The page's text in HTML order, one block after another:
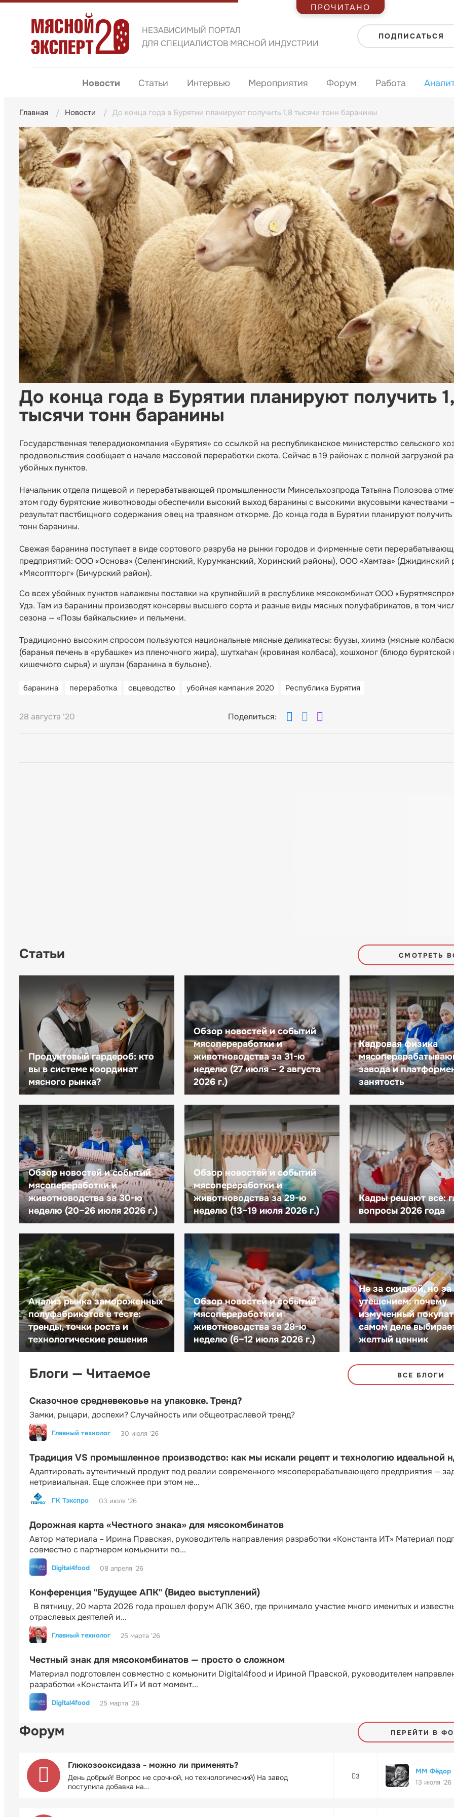
НЕЗАВИСИМЫЙ ПОРТАЛ
ДЛЯ СПЕЦИАЛИСТОВ МЯСНОЙ ИНДУСТРИИ
ПОДПИСАТЬСЯ
Новости Статьи Интервью Мероприятия Форум Работа
Главная Новости До конца года в Бурятии планируют получить 1,8 тысячи тонн баранины
До конца года в Бурятии планируют получить
тысячи тонн баранины
Государственная телерадиокомпания «Бурятия» со ссылкой на республиканское министерство сельского
продовольствия сообщает о начале массовой переработки скота. Сейчас в 19 районах с полной загрузкой
убойных пунктов.
Начальник отдела пищевой и перерабатывающей промышленности Минсельхозпрода Татьяна Полозова
этом году бурятские животноводы обеспечили высокий выход баранины с высокими вкусовыми качествами
результат пастбищного содержания овец на травяном откорме. До конца года в Бурятии планируют получить
тонн баранины.
Свежая баранина поступает в виде сортового разруба на рынки городов и фирменные сети
предприятий: ООО «Основа» (Селенгинский, Курумканский, Хоринский районы), ООО «Хамтаа»
«Мясоптторг» (Бичурский район).
Со всех убойных пунктов налажены поставки на крупнейший в республике мясокомбинат ООО
Удэ. Там из баранины производят консервы высшего сорта и разные виды мясных полуфабрикатов, в том
сезона — «Позы байкальские» и пельмени.
Традиционно высоким спросом пользуются национальные мясные деликатесы: буузы, хиимэ (мясные
(баранья печень в «рубашке» из пленочного жира), шутхаhан (кровяная колбаса), хошхоног (блюдо бурятской
кишечного сырья) и шулэн (баранина в бульоне).
баранина переработка овцеводство убойная кампания 2020 Республика Бурятия
28 августа '20 Поделиться:
Статьи СМОТРЕТЬ
Продуктовый гардероб: кто
вы в системе координат
мясного рынка?
Обзор новостей и событий
мясопереработки и
животноводства за 31-ю
неделю (27 июля – 2 августа
2026 г.)
Кадровая физика
завода и
занятость
Обзор новостей и событий
мясопереработки и
животноводства за 30-ю
неделю (20–26 июля 2026 г.)
Обзор новостей и событий
мясопереработки и
животноводства за 29-ю
неделю (13–19 июля 2026 г.)
Кадры решают все:
вопросы 2026 года
Анализ рынка замороженных
полуфабрикатов в тесте:
тренды, точки роста и
технологические решения
Обзор новостей и событий
мясопереработки и
животноводства за 28-ю
неделю (6–12 июля 2026 г.)
Не за скидкой, но за
утешением: почему
измученный
самом деле
желтый ценник
Блоги — Читаемое ВСЕ БЛОГИ
Сказочное средневековье на упаковке. Тренд?
Замки, рыцари, доспехи? Случайность или общеотраслевой тренд?
Главный технолог 30 июля '26
Традиция VS промышленное производство: как мы искали рецепт и технологию идеальной
Адаптировать аутентичный продукт под реалии современного мясоперерабатывающего предприятия —
нетривиальная. Еще сложнее при этом не...
ГК Тэкспро 03 июля '26
Дорожная карта «Честного знака» для мясокомбинатов
Автор материала – Ирина Правская, руководитель направления разработки «Константа ИТ» Материал
совместно с партнером комьюнити по...
Digital4food 08 апреля '26
Конференция "Будущее АПК" (Видео выступлений)
В пятницу, 20 марта 2026 года прошел форум АПК 360, где принимало участие много именитых и
отраслевых деятелей и...
Главный технолог 25 марта '26
Честный знак для мясокомбинатов — просто о сложном
Материал подготовлен совместно с комьюнити Digital4food и Ириной Правской, руководителем
разработки «Константа ИТ» И вот момент...
Digital4food 25 марта '26
Форум ПЕРЕЙТИ В
Глюкозооксидаза - можно ли применять?
День добрый! Вопрос не срочной, но технологический) На завод
поступила добавка на...
3
ММ Фёдор
13 июля '26
ПРОЧИТАНО